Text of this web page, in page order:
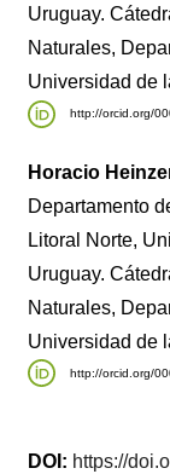
Uruguay.
Naturales,
Universidad de
http://orcid.org/
Horacio
Departamento
Litoral Norte,
Uruguay.
Naturales,
Universidad de
http://orcid.org/
DOI: https://